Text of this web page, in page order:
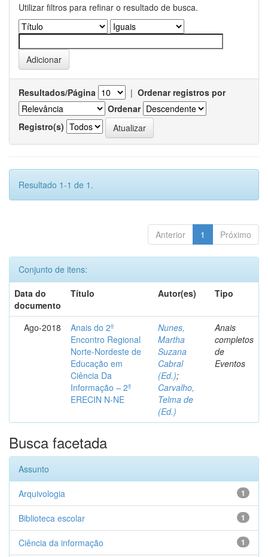
Utilizar filtros para refinar o resultado de busca.
Resultados/Página | Ordenar registros por
Ordenar
Registro(s)
Resultado 1-1 de 1.
Anterior 1 Próximo
Conjunto de itens:
Data do
documento
Título Autor(es) Tipo
Ago-2018
Anais do 2º
Encontro Regional
Norte-Nordeste de
Educação em
Ciência Da
Informação – 2º
ERECIN N-NE
Nunes,
Martha
Suzana
Cabral
(Ed.);
Carvalho,
Telma de
(Ed.)
Anais
completos
de
Eventos
Busca facetada
Assunto
1
Arquivologia
1
Biblioteca escolar
1
Ciência da informação